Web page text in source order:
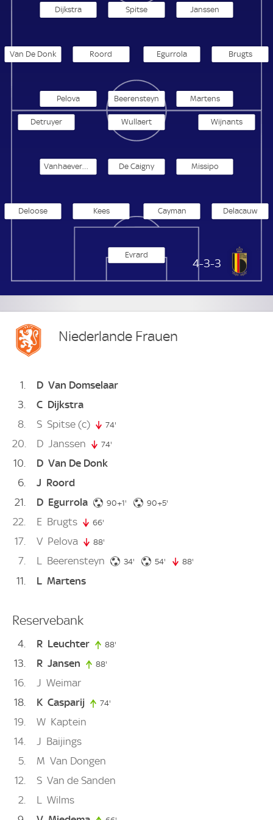
Dijkstra Spitse Janssen
Van De Donk Roord Egurrola Brugts
Pelova Beerensteyn Martens
Belgien Frauen
4-3-3
Evrard
Delacauw
Cayman
Kees
Deloose
Missipo
De Caigny
Vanhaevermaet
Wijnants
Wullaert
Detruyer
Niederlande Frauen
1 D Van Domselaar
3
C Dijkstra
8
S Spitse (c) 74'
20 D Janssen 74'
10 D Van De Donk
6
J Roord
21
D Egurrola 90+1' 91. minute
90+5'
22 E Brugts 66'
17 V Pelova 88'
7 L Beerensteyn 34' 34. minute
54' 54. minute
88'
11 L Martens
Reservebank
4 R Leuchter 88'
13 R Jansen 88'
16 J Weimar
18
K Casparij 74'
19 W Kaptein
14
J Baijings
5
M Van Dongen
12
S Van de Sanden
2
L Wilms